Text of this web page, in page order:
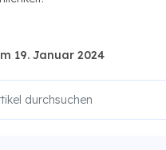
19. Januar 2024